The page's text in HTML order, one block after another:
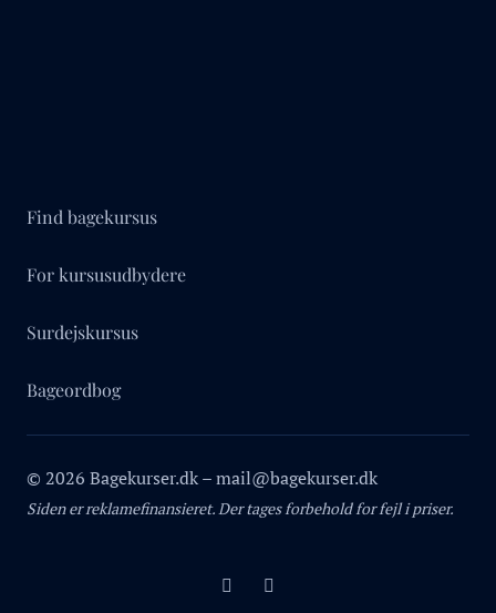
Find bagekursus
For kursusudbydere
Surdejskursus
Bageordbog
© 2026 Bagekurser.dk – mail@bagekurser.dk
Siden er reklamefinansieret. Der tages forbehold for fejl i priser.